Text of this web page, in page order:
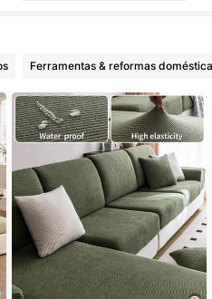
Seguidores
Seguidores
Ferramentas & reformas